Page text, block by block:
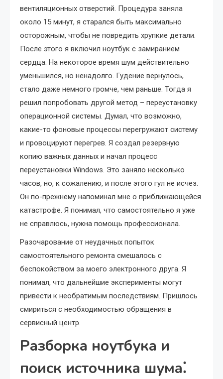
вентиляционных отверстий. Процедура заняла
около 15 минут, я старался быть максимально
осторожным, чтобы не повредить хрупкие детали.
После этого я включил ноутбук с замиранием
сердца. На некоторое время шум действительно
уменьшился, но ненадолго. Гудение вернулось,
стало даже немного громче, чем раньше. Тогда я
решил попробовать другой метод – переустановку
операционной системы. Думал, что возможно,
какие-то фоновые процессы перегружают систему
и провоцируют перегрев. Я создал резервную
копию важных данных и начал процесс
переустановки Windows. Это заняло несколько
часов, но, к сожалению, и после этого гул не исчез.
Он по-прежнему напоминал мне о приближающейся
катастрофе. Я понимал, что самостоятельно я уже
не справлюсь, нужна помощь профессионала.
Разочарование от неудачных попыток
самостоятельного ремонта смешалось с
беспокойством за моего электронного друга. Я
понимал, что дальнейшие эксперименты могут
привести к необратимым последствиям. Пришлось
смириться с необходимостью обращения в
сервисный центр.
Разборка ноутбука и
поиск источника шума⁚